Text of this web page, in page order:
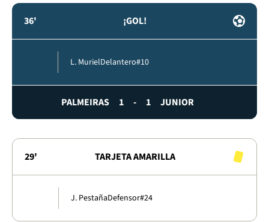
36' ¡GOL!
L. MurielDelantero#10
PALMEIRAS 1 - 1 JUNIOR
29' TARJETA AMARILLA
J. PestañaDefensor#24